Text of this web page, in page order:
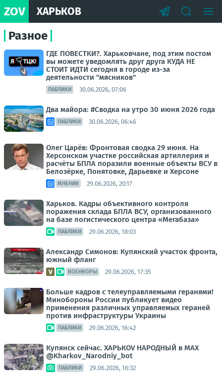
ZOV ХАРЬКОВ
Разное
ГДЕ ПОВЕСТКИ?. Харьковчане, под этим постом
вы можете уведомлять друг друга КУДА НЕ
СТОИТ ИДТИ сегодня в городе из-за
деятельности "мясников"
ПАБЛИКИ 30.06.2026, 07:06
Два майора: #Сводка на утро 30 июня 2026 года
ПАБЛИКИ 30.06.2026, 06:46
Олег Царёв: Фронтовая сводка 29 июня. На
Херсонском участке российская артиллерия и
расчёты БПЛА поразили военные объекты ВСУ в
Белозёрке, Понятовке, Дарьевке и Херсоне
МНЕНИЯ 29.06.2026, 20:17
Харьков. Кадры объективного контроля
поражения склада БПЛА ВСУ, организованного
на базе логистического центра «Мегабаза»
ПАБЛИКИ 29.06.2026, 18:03
Александр Симонов: Купянский участок фронта,
южный фланг
ВОЕНКОРЫ 29.06.2026, 17:35
Больше кадров с телеуправляемыми геранями!
Минобороны России публикует видео
применения различных управляемых гераней
против инфраструктуры Украины
ПАБЛИКИ 29.06.2026, 16:42
Купянск сейчас. ХАРЬКОV НАРОДНЫЙ в MAX
@Kharkov_Narodniy_bot
ПАБЛИКИ 29.06.2026, 16:32